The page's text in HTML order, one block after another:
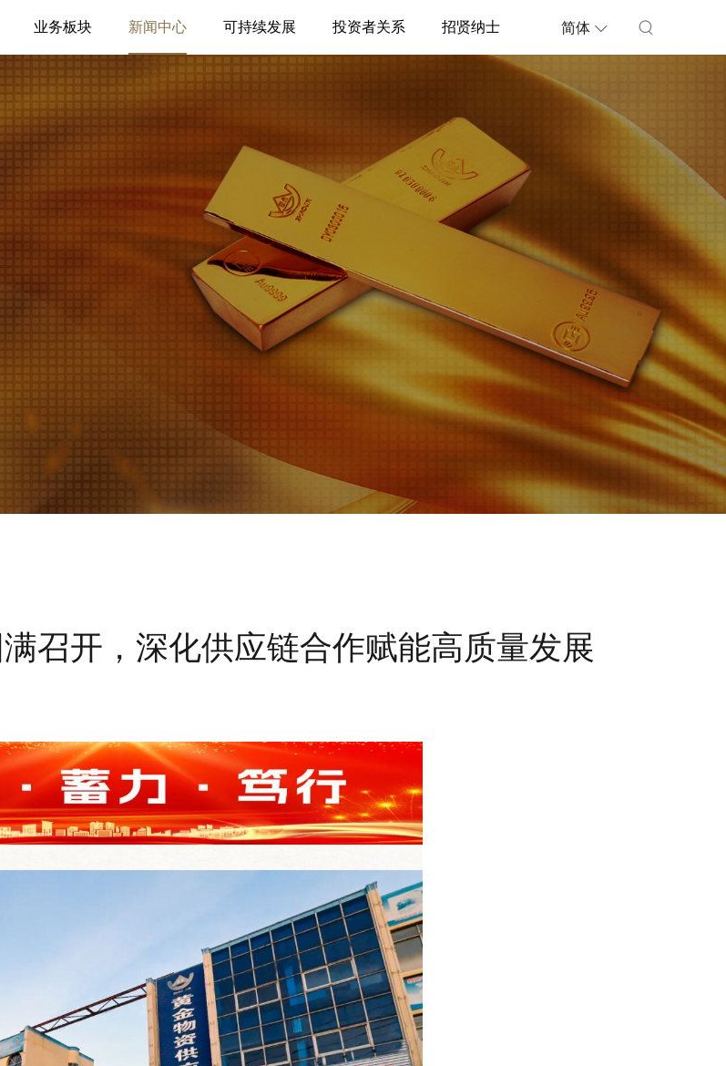
简体
业务板块 新闻中心 可持续发展 投资者关系 招贤纳士
召开，深化供应链合作赋能高质量发展